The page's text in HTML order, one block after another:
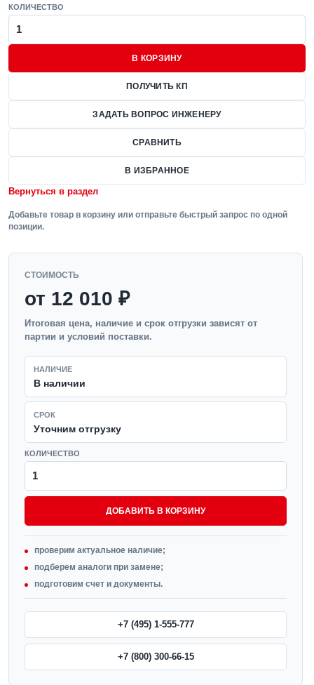
КОЛИЧЕСТВО
В КОРЗИНУ
ПОЛУЧИТЬ КП
ЗАДАТЬ ВОПРОС ИНЖЕНЕРУ
СРАВНИТЬ
В ИЗБРАННОЕ
Вернуться в раздел
Добавьте товар в корзину или отправьте быстрый запрос по одной
позиции.
СТОИМОСТЬ
от 12 010 ₽
Итоговая цена, наличие и срок отгрузки зависят от
партии и условий поставки.
НАЛИЧИЕ
В наличии
СРОК
Уточним отгрузку
КОЛИЧЕСТВО
ДОБАВИТЬ В КОРЗИНУ
проверим актуальное наличие;
подберем аналоги при замене;
подготовим счет и документы.
+7 (495) 1-555-777
+7 (800) 300-66-15